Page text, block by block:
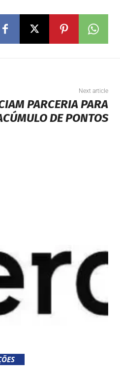
Next article
PARCERIA PARA
DE PONTOS